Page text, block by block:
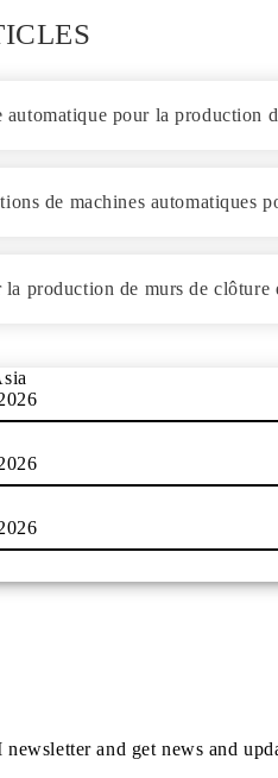
automatique pour la production
de machines automatiques
production de murs de clôture
newsletter and get news and